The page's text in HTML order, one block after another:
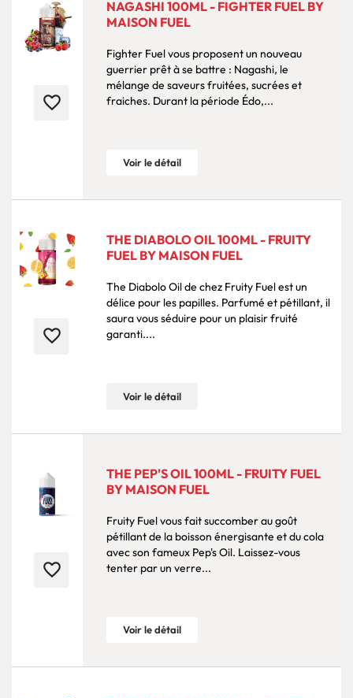
favorite_border
NAGASHI 100ML - FIGHTER FUEL BY
MAISON FUEL
Fighter Fuel vous proposent un nouveau
guerrier prêt à se battre : Nagashi, le
mélange de saveurs fruitées, sucrées et
fraiches. Durant la période Édo,...
Voir le détail
favorite_border
THE DIABOLO OIL 100ML - FRUITY
FUEL BY MAISON FUEL
The Diabolo Oil de chez Fruity Fuel est un
délice pour les papilles. Parfumé et pétillant, il
saura vous séduire pour un plaisir fruité
garanti....
Voir le détail
favorite_border
THE PEP'S OIL 100ML - FRUITY FUEL
BY MAISON FUEL
Fruity Fuel vous fait succomber au goût
pétillant de la boisson énergisante et du cola
avec son fameux Pep's Oil. Laissez-vous
tenter par un verre...
Voir le détail